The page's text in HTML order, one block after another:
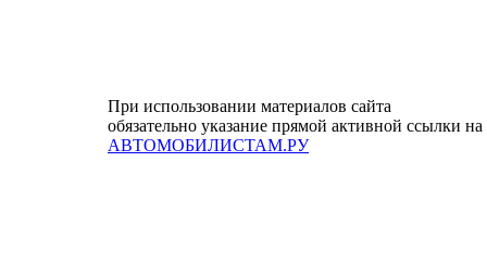
При использовании материалов сайта
обязательно указание прямой активной ссылки на
АВТОМОБИЛИСТАМ.РУ